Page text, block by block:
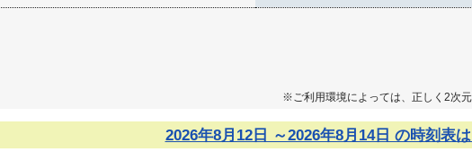
※ご利用環境によっては、正しく2次
2026年8月12日 ～2026年8月14日 の時刻表